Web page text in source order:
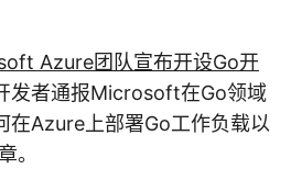
Azure团队宣布开设Go开
发者通报Microsoft在Go领域
在Azure上部署Go工作负载以
。